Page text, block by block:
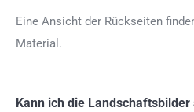
Eine Ansicht der Rückseiten
Material.
Kann ich die